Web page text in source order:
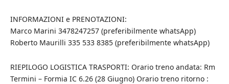
INFORMAZIONI e PRENOTAZIONI:
Marco Marini 3478247257 (preferibilmente whatsApp)
Roberto Maurilli 335 533 8385 (preferibilmente whatsApp)
RIEPILOGO LOGISTICA TRASPORTI: Orario treno andata: Rm
Termini – Formia IC 6.26 (28 Giugno) Orario treno ritorno :